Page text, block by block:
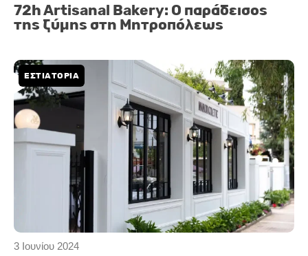
72h Artisanal Bakery: Ο παράδεισος
της ζύμης στη Μητροπόλεως
3 Ιουνίου 2024
ΕΣΤΙΑΤΟΡΙΑ